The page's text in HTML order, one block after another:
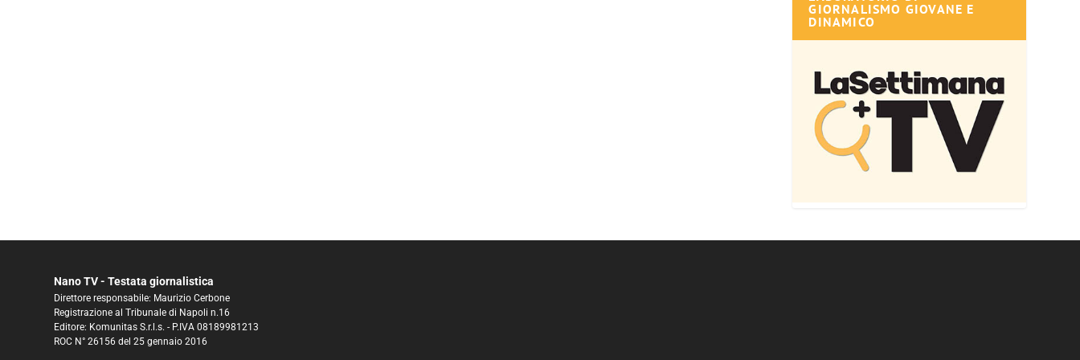
GIORNALISMO GIOVANE E
DINAMICO
Nano TV - Testata giornalistica
Direttore responsabile: Maurizio Cerbone
Registrazione al Tribunale di Napoli n.16
Editore: Komunitas S.r.l.s. - P.IVA 08189981213
ROC N° 26156 del 25 gennaio 2016